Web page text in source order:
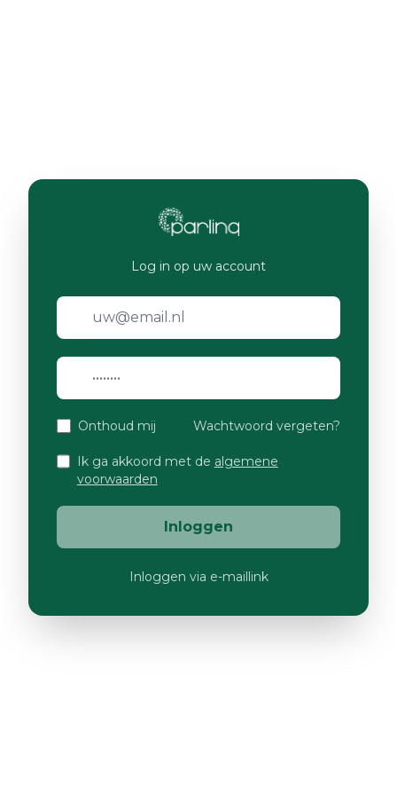
Log in op uw account
Onthoud mij Wachtwoord vergeten?
Ik ga akkoord met de algemene
voorwaarden
Inloggen
Inloggen via e-maillink